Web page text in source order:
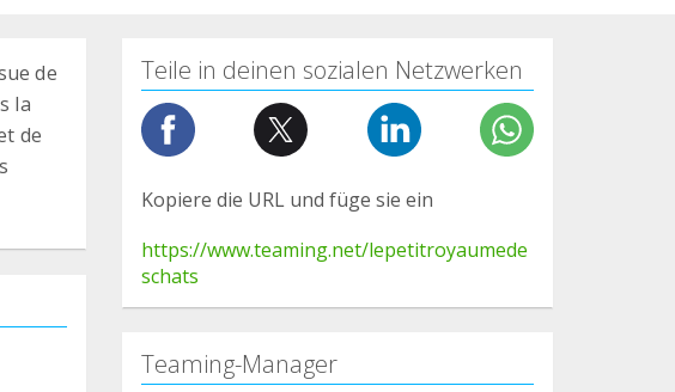
de
la
de
Teile in deinen sozialen Netzwerken
Kopiere die URL und füge sie ein
https://www.teaming.net/lepetitroyaumede
schats
Teaming-Manager